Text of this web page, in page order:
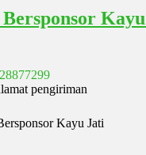
pengiriman
Kayu Jati